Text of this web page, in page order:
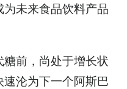
未来食品饮料产品
前，尚处于增长状
沦为下一个阿斯巴